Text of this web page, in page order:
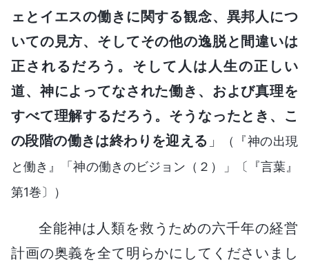
ェとイエスの働きに関する観念、異邦人につ
いての見方、そしてその他の逸脱と間違いは
正されるだろう。そして人は人生の正しい
道、神によってなされた働き、および真理を
すべて理解するだろう。そうなったとき、こ
の段階の働きは終わりを迎える 」
（『神の出現
と働き』「神の働きのビジョン（２）」〔『言葉』
第1巻〕）
全能神は人類を救うための六千年の経営
計画の奥義を全て明らかにしてくださいまし